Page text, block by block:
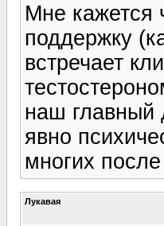
Мне кажется
поддержку
встречает
наш главный
явно
многих
Лукавая